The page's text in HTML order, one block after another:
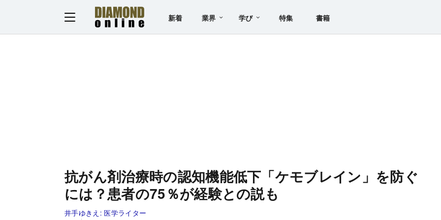
新着 業界 学び 特集 書籍
抗がん剤治療時の認知機能低下「ケモブレイン」を防ぐ
には？患者の75％が経験との説も
井手ゆきえ:医学ライター